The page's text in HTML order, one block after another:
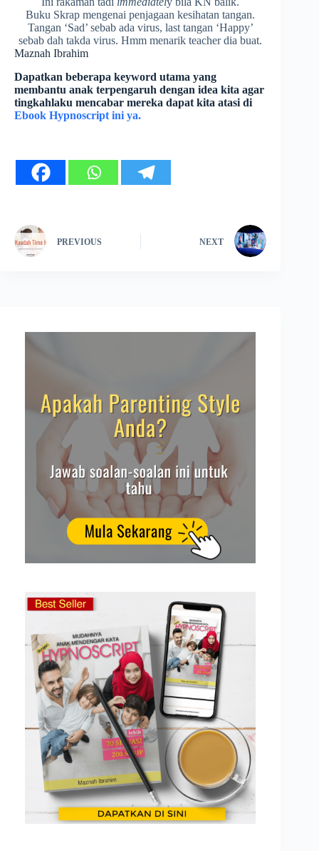
Buku Skrap mengenai penjagaan kesihatan tangan.
Tangan ‘Sad’ sebab ada virus, last tangan ‘Happy’
sebab dah takda virus. Hmm menarik teacher dia buat.
Maznah Ibrahim
Dapatkan beberapa keyword utama yang
membantu anak terpengaruh dengan idea kita agar
tingkahlaku mencabar mereka dapat kita atasi di
Ebook Hypnoscript ini ya.
PREVIOUS NEXT